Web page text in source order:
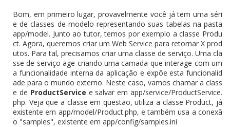
Bom, em primeiro lugar, provavelmente você já tem uma séri
e de classes de modelo representando suas tabelas na pasta
app/model. Junto ao tutor, temos por exemplo a classe Produ
ct. Agora, queremos criar um Web Service para retornar X prod
utos. Para tal, precisamos criar uma classe de serviço. Uma cla
sse de serviço age criando uma camada que interage com um
a funcionalidade interna da aplicação e expõe esta funcionalid
ade para o mundo externo. Neste caso, vamos chamar a class
e de ProductService e salvar em app/service/ProductService.
php. Veja que a classe em questão, utiliza a classe Product, já
existente em app/model/Product.php, e também usa a conexã
o "samples", existente em app/config/samples.ini